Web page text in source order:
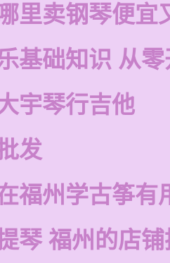
里卖钢琴便宜
基础知识 从
宇琴行吉他
发
福州学古筝有
琴 福州的店